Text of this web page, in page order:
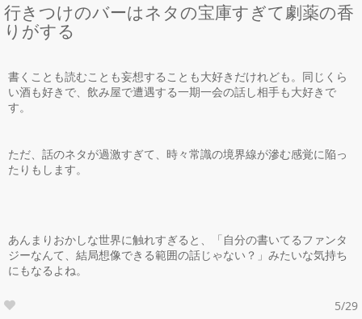
行きつけのバーはネタの宝庫すぎて劇薬の香
りがする
書くことも読むことも妄想することも大好きだけれども。同じくら
い酒も好きで、飲み屋で遭遇する一期一会の話し相手も大好きで
す。
ただ、話のネタが過激すぎて、時々常識の境界線が滲む感覚に陥っ
たりもします。
あんまりおかしな世界に触れすぎると、「自分の書いてるファンタ
ジーなんて、結局想像できる範囲の話じゃない？」みたいな気持ち
にもなるよね。
5/29